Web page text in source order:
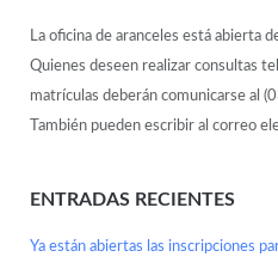
La oficina de aranceles está abierta
Quienes deseen realizar consultas
matrículas deberán comunicarse al
También pueden escribir al correo
ENTRADAS RECIENTES
Ya están abiertas las inscripciones